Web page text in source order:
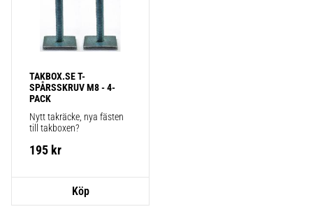
TAKBOX.SE T-
SPÅRSSKRUV M8 - 4-
PACK
Nytt takräcke, nya fästen
till takboxen?
195 kr